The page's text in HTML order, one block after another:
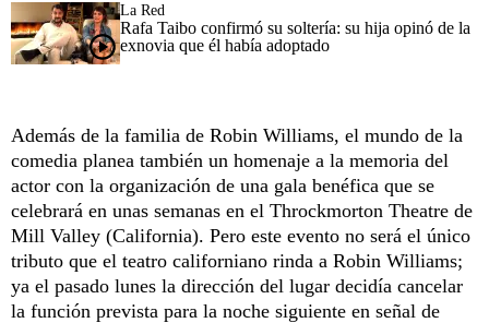
La Red
Rafa Taibo confirmó su soltería: su hija opinó de la
exnovia que él había adoptado
Además de la familia de Robin Williams, el mundo de la
comedia planea también un homenaje a la memoria del
actor con la organización de una gala benéfica que se
celebrará en unas semanas en el Throckmorton Theatre de
Mill Valley (California). Pero este evento no será el único
tributo que el teatro californiano rinda a Robin Williams;
ya el pasado lunes la dirección del lugar decidía cancelar
la función prevista para la noche siguiente en señal de